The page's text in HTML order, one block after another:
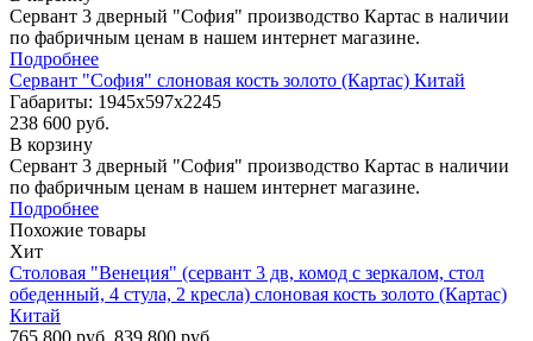
Сервант 3 дверный "София" производство Картас в наличии
по фабричным ценам в нашем интернет магазине.
Подробнее
Сервант "София" слоновая кость золото (Картас) Китай
Габариты: 1945х597х2245
238 600 руб.
В корзину
Сервант 3 дверный "София" производство Картас в наличии
по фабричным ценам в нашем интернет магазине.
Подробнее
Похожие товары
Хит
Столовая "Венеция" (сервант 3 дв, комод с зеркалом, стол
обеденный, 4 стула, 2 кресла) слоновая кость золото (Картас)
Китай
765 800 руб. 839 800 руб.